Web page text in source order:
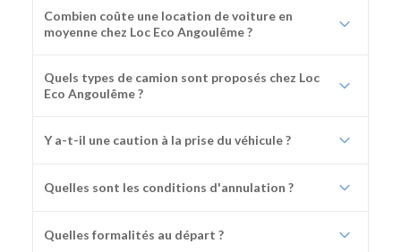
Combien coûte une location de voiture en
moyenne chez Loc Eco Angoulême ?
Quels types de camion sont proposés chez Loc
Eco Angoulême ?
Y a-t-il une caution à la prise du véhicule ?
Quelles sont les conditions d'annulation ?
Quelles formalités au départ ?